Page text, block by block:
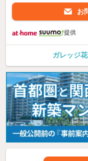
お
提供
ガレッジ